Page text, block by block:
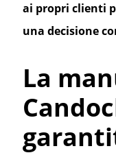
ai propri clienti
una decisione
La